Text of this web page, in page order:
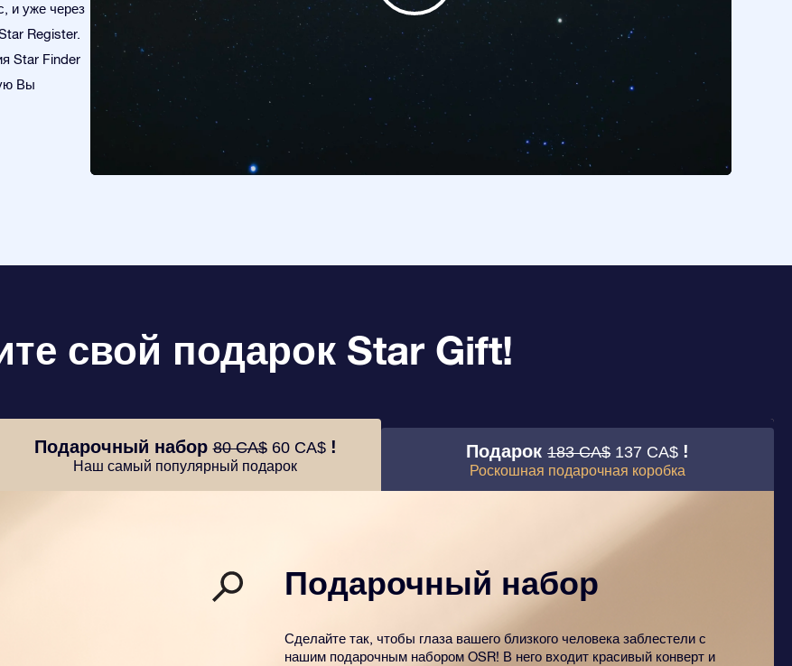
и уже через
Register.
Star Finder
Вы
свой подарок Star Gift!
Подарочный набор80 CA$ 60 CA$ !
Наш самый популярный подарок
Подарок183 CA$ 137 CA$ !
Роскошная подарочная коробка
Подарочный набор
Сделайте так, чтобы глаза вашего близкого человека заблестели с
нашим подарочным набором OSR! В него входит красивый конверт и